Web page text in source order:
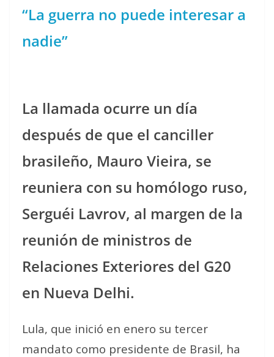
“La guerra no puede interesar a
nadie”
La llamada ocurre un día
después de que el canciller
brasileño, Mauro Vieira, se
reuniera con su homólogo ruso,
Serguéi Lavrov, al margen de la
reunión de ministros de
Relaciones Exteriores del G20
en Nueva Delhi.
Lula, que inició en enero su tercer
mandato como presidente de Brasil, ha